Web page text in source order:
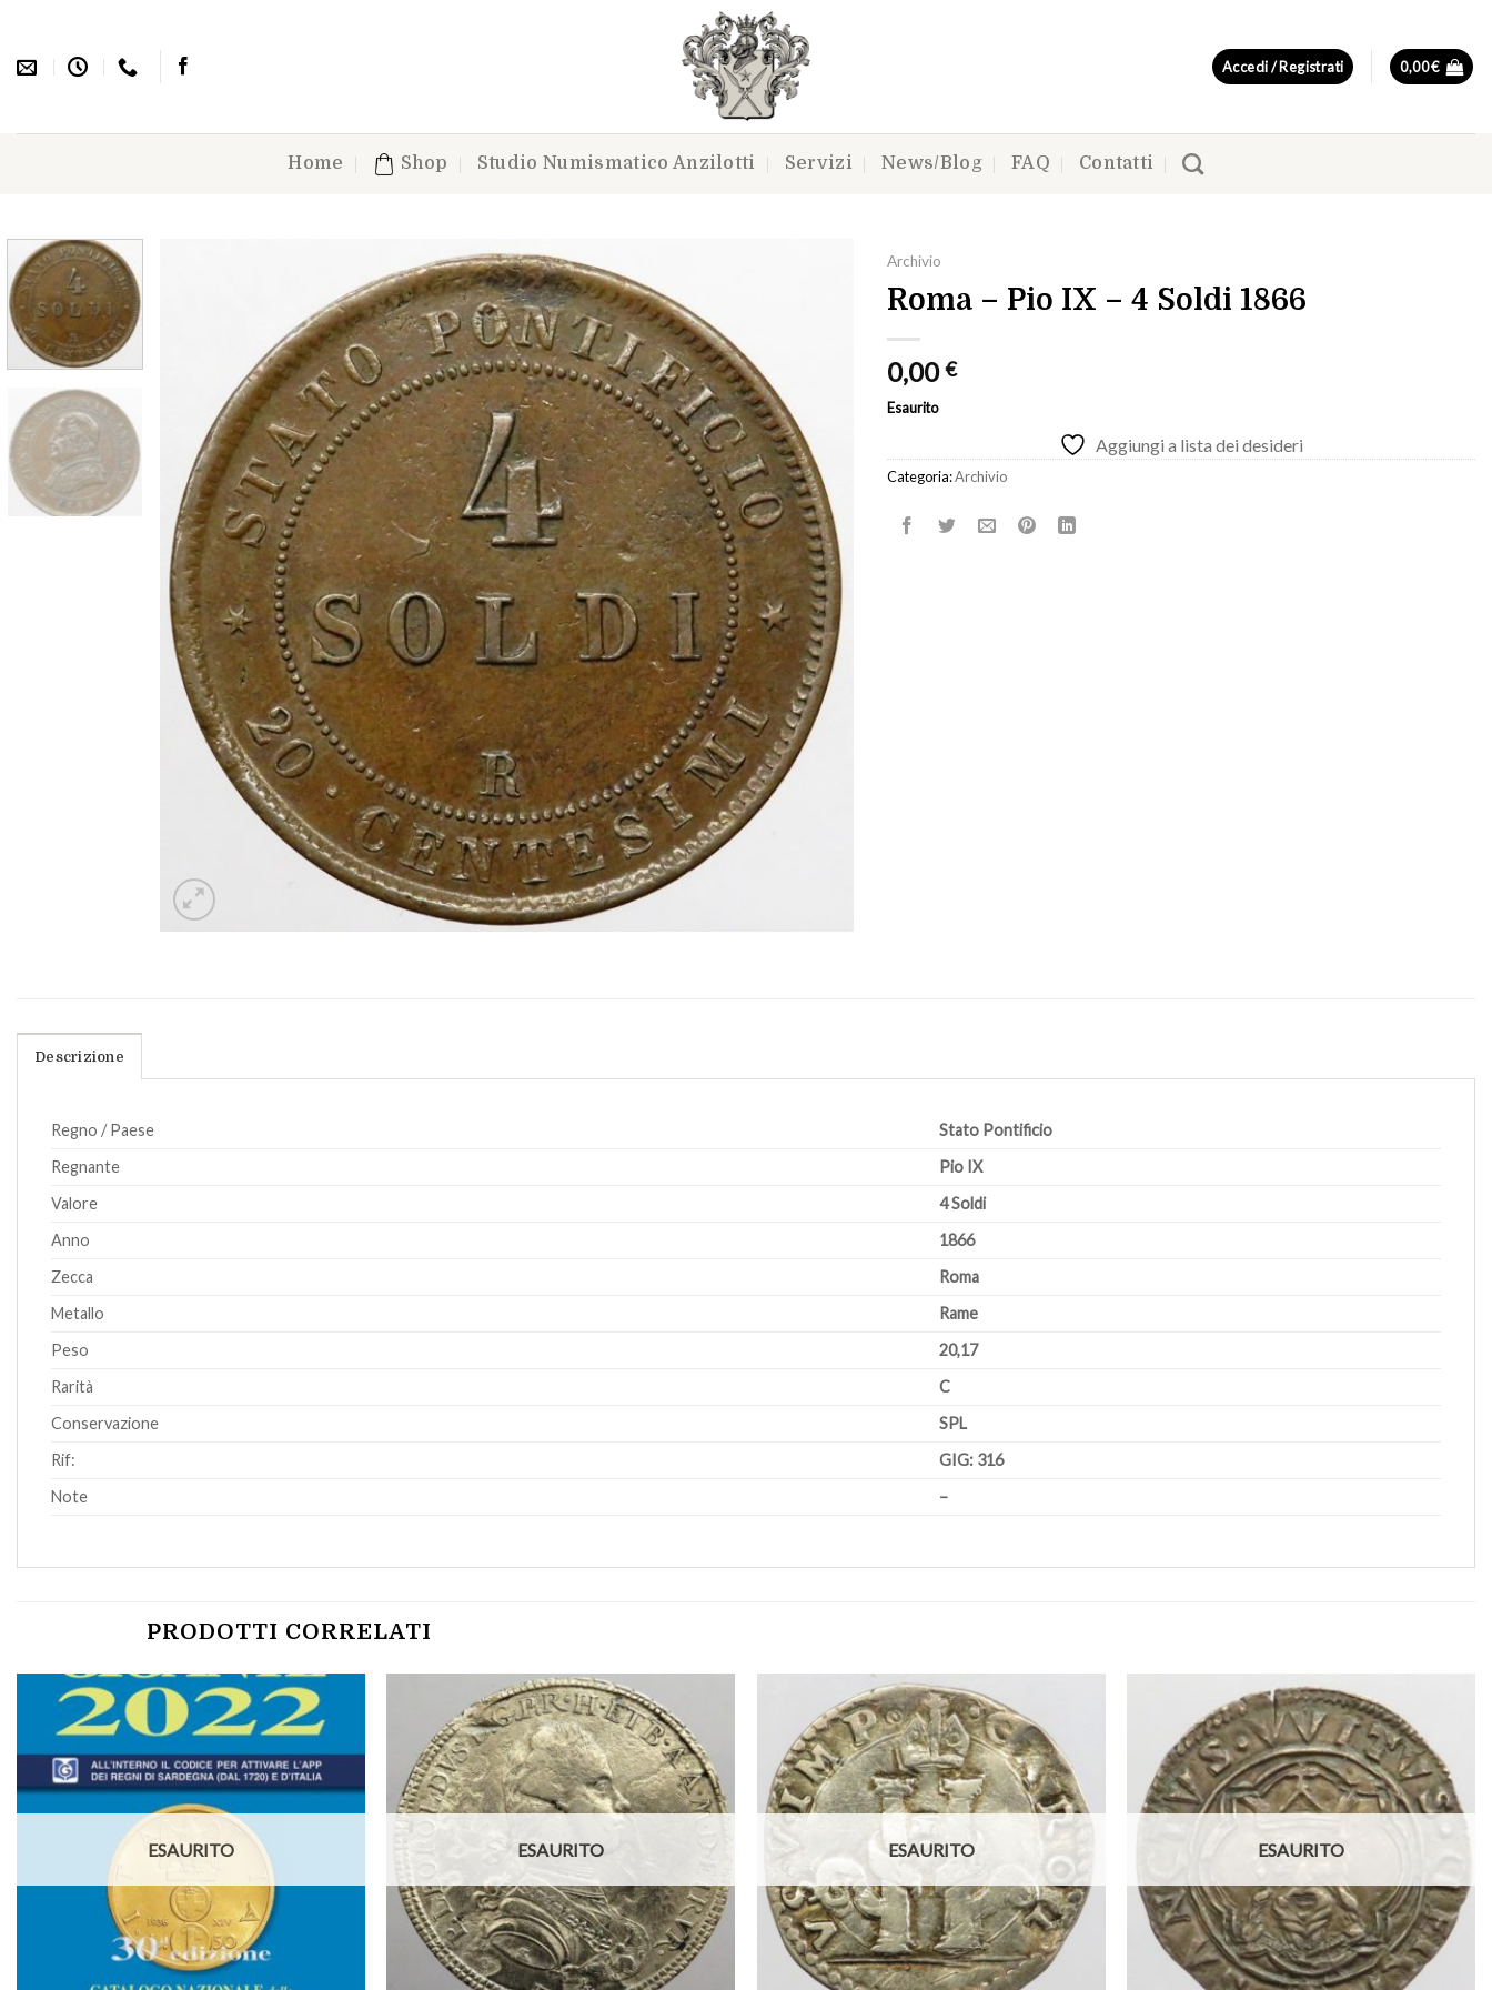
content
Accedi / Registrati 0,00€
Home Shop Studio Numismatico Anzilotti Servizi News/Blog FAQ Contatti
desideri
Archivio
Roma – Pio IX – 4 Soldi 1866
0,00€
Esaurito
Aggiungi a lista dei desideri
Categoria:Archivio
Descrizione
Regno / Paese
Stato Pontificio
Regnante
Pio IX
Valore
4 Soldi
Anno
1866
Zecca
Roma
Metallo
Rame
Peso
20,17
Rarità
C
Conservazione
SPL
Rif:
GIG: 316
Note
–
PRODOTTI CORRELATI
Aggiungi
a lista
ESAURITO
Aggiungi
a lista
dei
desideri
ESAURITO
Aggiungi
a lista
dei
desideri
ESAURITO
Aggiungi
a lista
dei
ESAURITO